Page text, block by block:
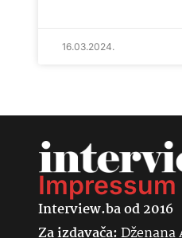
16.03.2024.
Impressum
Interview.ba od 2016
Za izdavača:Dženana